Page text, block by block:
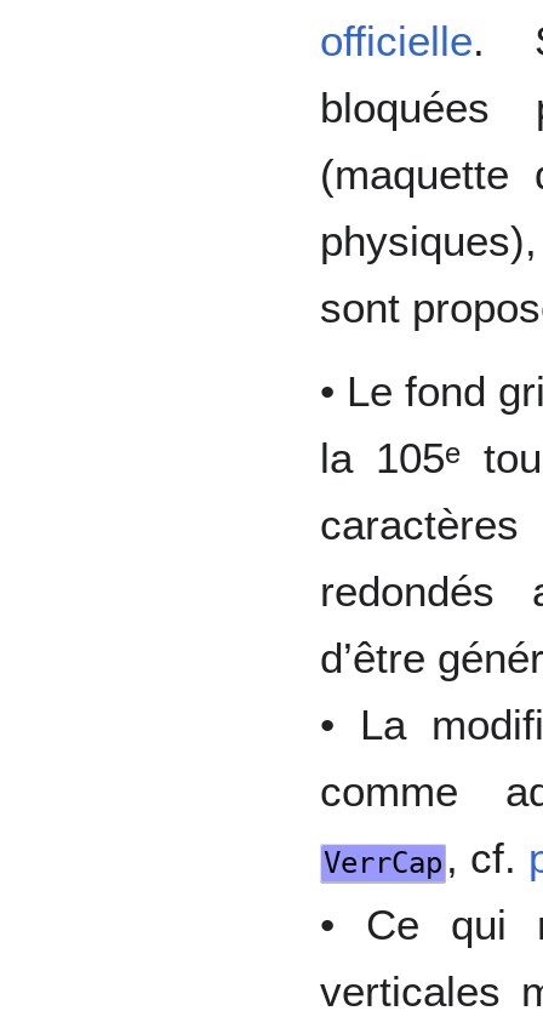
officielle.
(maquette
sont
• Le fond
la 105ᵉ
redondés
d’être
• La
comme
VerrCap , cf.
• Ce qui
verticales